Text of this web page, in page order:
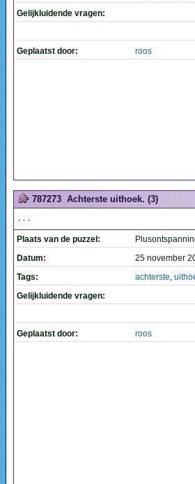
Gelijkluidende vragen:
Geplaatst door: roos
787273 Achterste uithoek. (3)
...
Plaats van de puzzel:
Datum:
25 november
Tags:
achterste,
Gelijkluidende vragen:
Geplaatst door: roos